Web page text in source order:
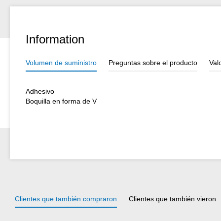
Information
Volumen de suministro Preguntas sobre el producto
Adhesivo
Boquilla en forma de V
Clientes que también compraron Clientes que también vieron